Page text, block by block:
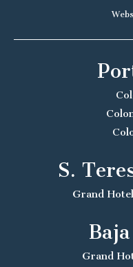
S.
Grand
Grand